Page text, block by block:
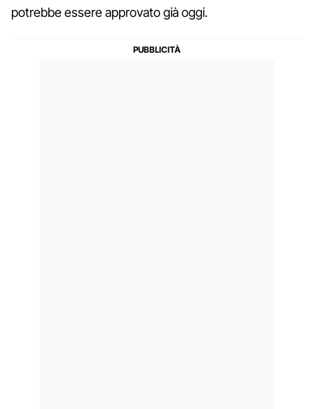
potrebbe essere approvato già oggi.